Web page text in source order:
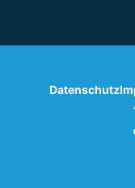
Datenschutz